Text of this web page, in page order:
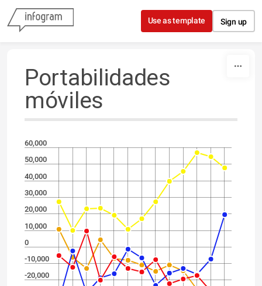
Skip to content
Use as template Sign up
Portabilidades
móviles
-20,000
-10,000
0
10,000
20,000
30,000
40,000
50,000
60,000